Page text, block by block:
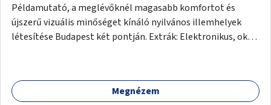
Példamutató, a meglévőknél magasabb komfortot és
újszerű vizuális minőséget kínáló nyilvános illemhelyek
létesítése Budapest két pontján. Extrák: Elektronikus, okos
(pl. ivókút, telefontöltés).
Megnézem